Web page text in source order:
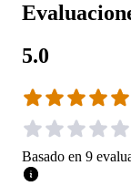
5.0
Basado en 9